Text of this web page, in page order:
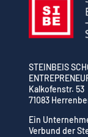
STEINBEIS
Kalkofenstr. 53
71083
Ein
Verbund der